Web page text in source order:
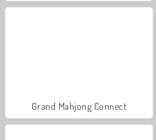
Grand Mahjong Connect